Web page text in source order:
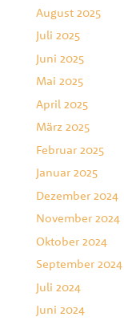
August 2025
Juli 2025
Juni 2025
Mai 2025
April 2025
März 2025
Februar 2025
Januar 2025
Dezember 2024
November 2024
Oktober 2024
September 2024
Juli 2024
Juni 2024